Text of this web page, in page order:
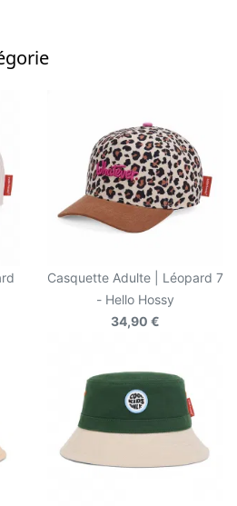
Casquette Adulte | Léopard 7
- Hello Hossy
34,90 €